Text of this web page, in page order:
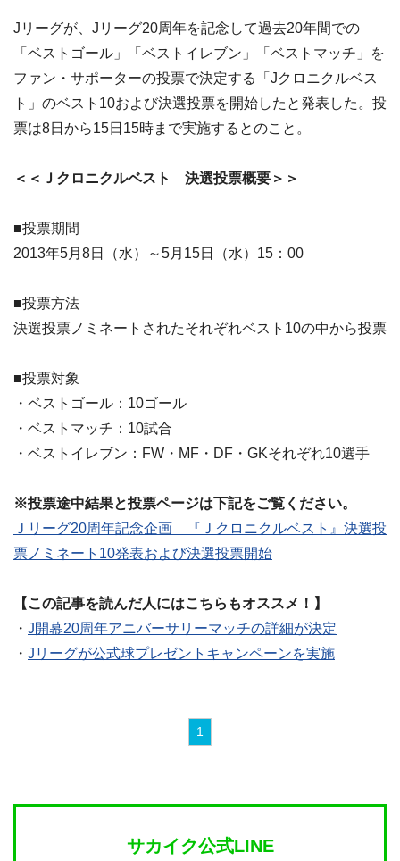
Jリーグが、Jリーグ20周年を記念して過去20年間での
「ベストゴール」「ベストイレブン」「ベストマッチ」を
ファン・サポーターの投票で決定する「Jクロニクルベス
ト」のベスト10および決選投票を開始したと発表した。投
票は8日から15日15時まで実施するとのこと。
＜＜Ｊクロニクルベスト 決選投票概要＞＞
■投票期間
2013年5月8日（水）～5月15日（水）15：00
■投票方法
決選投票ノミネートされたそれぞれベスト10の中から投票
■投票対象
・ベストゴール：10ゴール
・ベストマッチ：10試合
・ベストイレブン：FW・MF・DF・GKそれぞれ10選手
※投票途中結果と投票ページは下記をご覧ください。
Ｊリーグ20周年記念企画 『Ｊクロニクルベスト』決選投
票ノミネート10発表および決選投票開始
【この記事を読んだ人にはこちらもオススメ！】
・ J開幕20周年アニバーサリーマッチの詳細が決定
・ Jリーグが公式球プレゼントキャンペーンを実施
1
サカイク公式LINE